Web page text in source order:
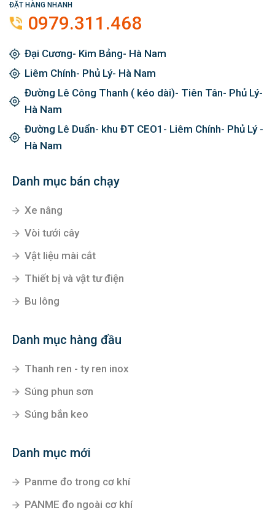
ĐẶT HÀNG NHANH
0979.311.468
Đại Cương- Kim Bảng- Hà Nam
Liêm Chính- Phủ Lý- Hà Nam
Đường Lê Công Thanh ( kéo dài)- Tiên Tân- Phủ Lý-
Hà Nam
Đường Lê Duẩn- khu ĐT CEO1- Liêm Chính- Phủ Lý -
Hà Nam
Danh mục bán chạy
Xe nâng
Vòi tưới cây
Vật liệu mài cắt
Thiết bị và vật tư điện
Bu lông
Danh mục hàng đầu
Thanh ren - ty ren inox
Súng phun sơn
Súng bắn keo
Danh mục mới
Panme đo trong cơ khí
PANME đo ngoài cơ khí